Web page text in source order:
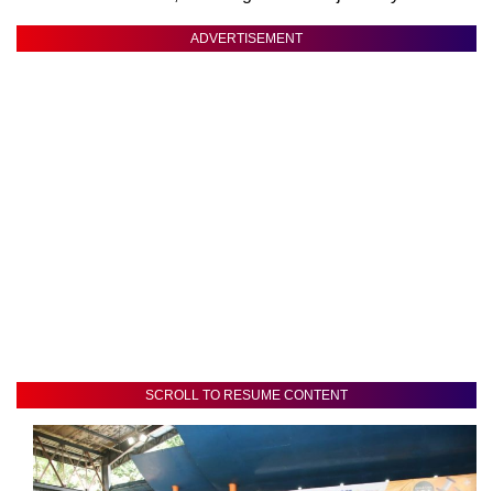
ADVERTISEMENT
SCROLL TO RESUME CONTENT